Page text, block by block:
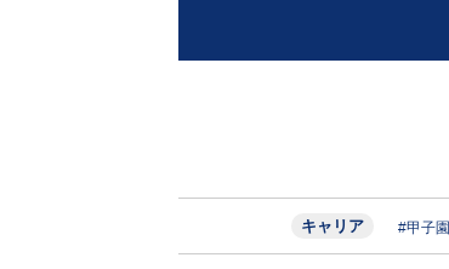
キャリア #甲子園